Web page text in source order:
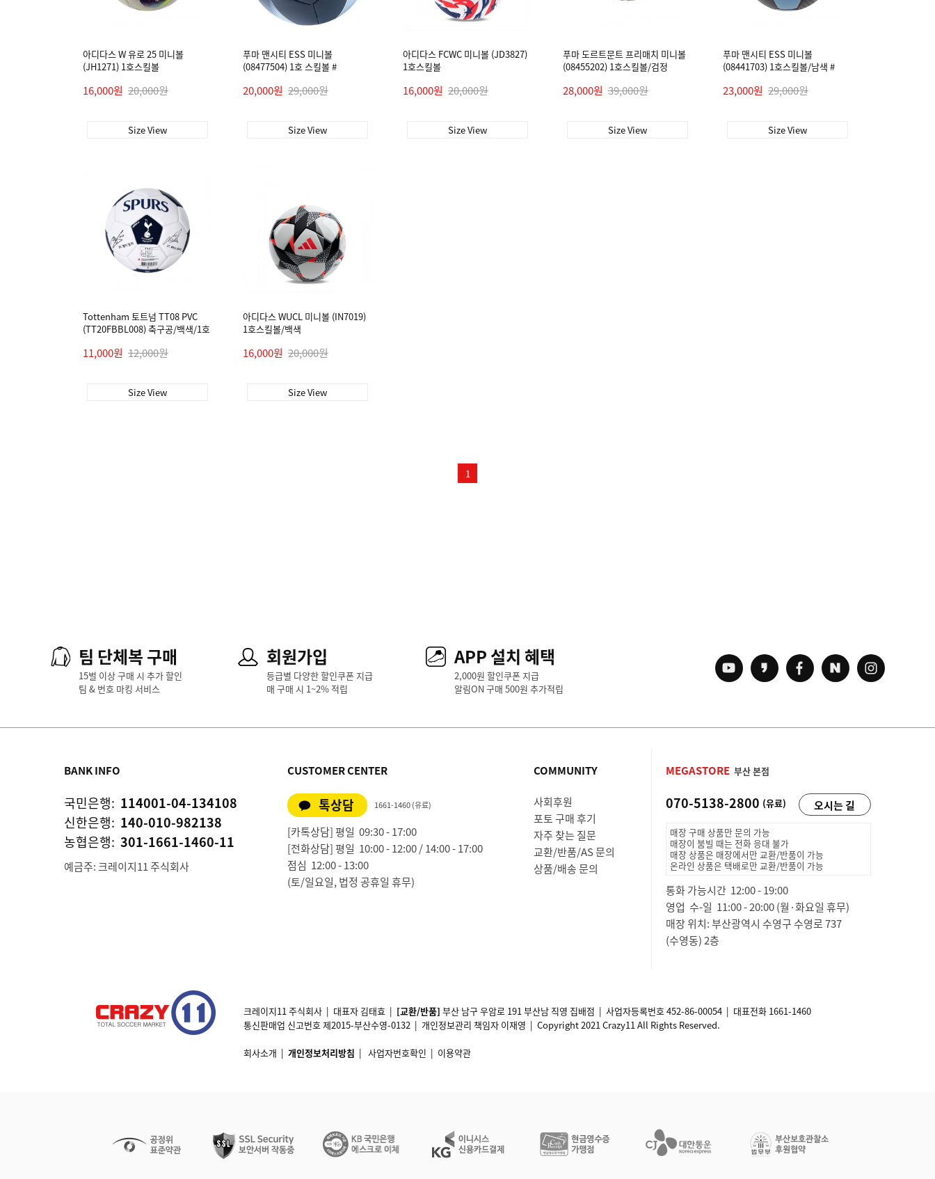
아디다스 W 유로 25 미니볼
(JH1271) 1호스킬볼
16,000원 20,000원
Size View
푸마 맨시티 ESS 미니볼
(08477504) 1호 스킬볼 #
20,000원 29,000원
Size View
아디다스 FCWC 미니볼 (JD3827)
1호스킬볼
16,000원 20,000원
Size View
푸마 도르트문트 프리매치 미니볼
(08455202) 1호스킬볼/검정
28,000원 39,000원
Size View
푸마 맨시티 ESS 미니볼
(08441703) 1호스킬볼/남색 #
23,000원 29,000원
Size View
Tottenham 토트넘 TT08 PVC
(TT20FBBL008) 축구공/백색/1호
11,000원 12,000원
Size View
아디다스 WUCL 미니볼 (IN7019)
1호스킬볼/백색
16,000원 20,000원
Size View
1
팀 단체복 구매
15벌 이상 구매 시 추가 할인
팀 & 번호 마킹 서비스
회원가입
등급별 다양한 할인쿠폰 지급
매 구매 시 1~2% 적립
APP 설치 혜택
2,000원 할인쿠폰 지급
알림ON 구매 500원 추가적립
BANK INFO
국민은행: 114001-04-134108
신한은행: 140-010-982138
농협은행: 301-1661-1460-11
예금주: 크레이지11 주식회사
CUSTOMER CENTER
톡상담 1661-1460 (유료)
[카톡상담] 평일 09:30 - 17:00
[전화상담] 평일 10:00 - 12:00 / 14:00 - 17:00
점심 12:00 - 13:00
(토/일요일, 법정 공휴일 휴무)
COMMUNITY
사회후원
포토 구매 후기
자주 찾는 질문
교환/반품/AS 문의
상품/배송 문의
MEGASTORE 부산 본점
070-5138-2800 (유료) 오시는 길
매장 구매 상품만 문의 가능
매장이 붐빌 때는 전화 응대 불가
매장 상품은 매장에서만 교환/반품이 가능
온라인 상품은 택배로만 교환/반품이 가능
통화 가능시간 12:00 - 19:00
영업 수-일 11:00 - 20:00 (월·화요일 휴무)
매장 위치: 부산광역시 수영구 수영로 737
(수영동) 2층
크레이지11 주식회사 | 대표자 김태효 | [교환/반품] 부산 남구 우암로 191 부산남 직영 집배점 | 사업자등록번호452-86-00054 | 대표전화 1661-1460
통신판매업 신고번호 제2015-부산수영-0132 | 개인정보관리 책임자 이재영 | Copyright 2021 Crazy11 All Rights Reserved.
회사소개 | 개인정보처리방침 | 사업자번호확인 | 이용약관